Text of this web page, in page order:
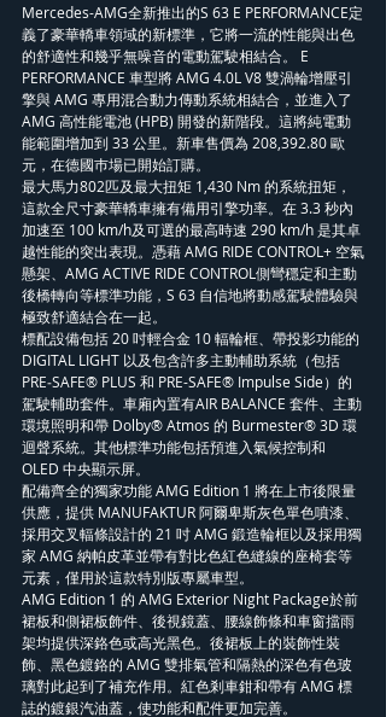
Mercedes-AMG全新推出的S 63 E PERFORMANCE定
義了豪華轎車領域的新標準，它將一流的性能與出色
的舒適性和幾乎無噪音的電動駕駛相結合。 E
PERFORMANCE 車型將 AMG 4.0L V8 雙渦輪增壓引
擎與 AMG 專用混合動力傳動系統相結合，並進入了
AMG 高性能電池 (HPB) 開發的新階段。這將純電動
能範圍增加到 33 公里。新車售價為 208,392.80 歐
元，在德國巿場已開始訂購。
最大馬力802匹及最大扭矩 1,430 Nm 的系統扭矩，
這款全尺寸豪華轎車擁有備用引擎功率。在 3.3 秒內
加速至 100 km/h及可選的最高時速 290 km/h 是其卓
越性能的突出表現。憑藉 AMG RIDE CONTROL+ 空氣
懸架、AMG ACTIVE RIDE CONTROL側彎穩定和主動
後橋轉向等標準功能，S 63 自信地將動感駕駛體驗與
極致舒適結合在一起。
標配設備包括 20 吋輕合金 10 輻輪框、帶投影功能的
DIGITAL LIGHT 以及包含許多主動輔助系統（包括
PRE‑SAFE® PLUS 和 PRE-SAFE® Impulse Side）的
駕駛輔助套件。車廂內置有AIR BALANCE 套件、主動
環境照明和帶 Dolby® Atmos 的 Burmester® 3D 環
迴聲系統。其他標準功能包括預進入氣候控制和
OLED 中央顯示屏。
配備齊全的獨家功能 AMG Edition 1 將在上市後限量
供應，提供 MANUFAKTUR 阿爾卑斯灰色單色噴漆、
採用交叉輻條設計的 21 吋 AMG 鍛造輪框以及採用獨
家 AMG 納帕皮革並帶有對比色紅色縫線的座椅套等
元素，僅用於這款特別版專屬車型。
AMG Edition 1 的 AMG Exterior Night Package於前
裙板和側裙板飾件、後視鏡蓋、腰線飾條和車窗擋雨
架均提供深鉻色或高光黑色。後裙板上的裝飾性裝
飾、黑色鍍鉻的 AMG 雙排氣管和隔熱的深色有色玻
璃對此起到了補充作用。紅色剎車鉗和帶有 AMG 標
誌的鍍銀汽油蓋，使功能和配件更加完善。